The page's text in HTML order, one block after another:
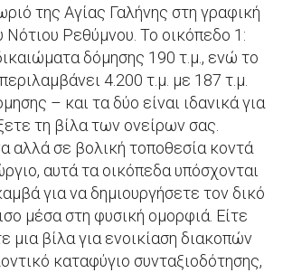
της Αγίας Γαλήνης στη γραφική
Νότιου Ρεθύμνου. Το οικόπεδο 1:
δόμησης 190 τ.μ., ενώ το
4.200 τ.μ. με 187 τ.μ.
– και τα δύο είναι ιδανικά για
τη βίλα των ονείρων σας.
αλλά σε βολική τοποθεσία κοντά
αυτά τα οικόπεδα υπόσχονται
για να δημιουργήσετε τον δικό
μέσα στη φυσική ομορφιά. Είτε
μια βίλα για ενοικίαση διακοπών
καταφύγιο συνταξιοδότησης,